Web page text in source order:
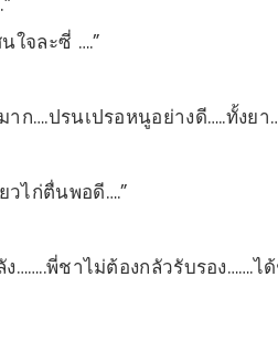
ใจละซี่ ….”
ก….ปรนเปรอหนูอย่างดี…..ทั้งยา
วไก่ตื่นพอดี….”
……..พี่ชาไม่ต้องกลัวรับรอง…….ไ